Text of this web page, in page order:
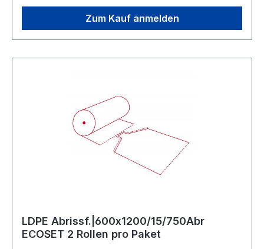
Zum Kauf anmelden
LDPE Abrissf.|600x1200/15/750Abr
ECOSET 2 Rollen pro Paket